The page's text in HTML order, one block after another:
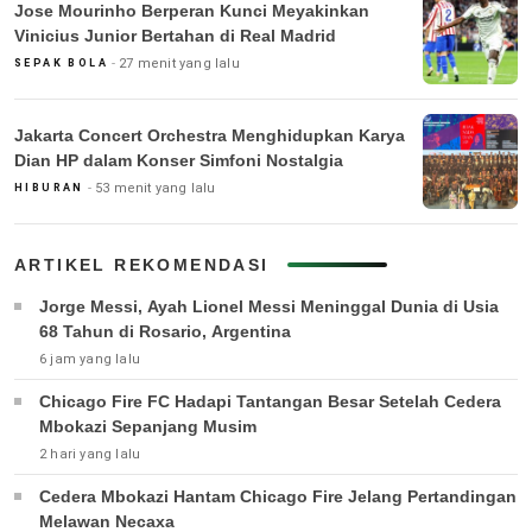
Jose Mourinho Berperan Kunci Meyakinkan
Vinicius Junior Bertahan di Real Madrid
SEPAK BOLA 27 menit yang lalu
Jakarta Concert Orchestra Menghidupkan Karya
Dian HP dalam Konser Simfoni Nostalgia
HIBURAN 53 menit yang lalu
ARTIKEL REKOMENDASI
Jorge Messi, Ayah Lionel Messi Meninggal Dunia di Usia
68 Tahun di Rosario, Argentina
6 jam yang lalu
Chicago Fire FC Hadapi Tantangan Besar Setelah Cedera
Mbokazi Sepanjang Musim
2 hari yang lalu
Cedera Mbokazi Hantam Chicago Fire Jelang Pertandingan
Melawan Necaxa